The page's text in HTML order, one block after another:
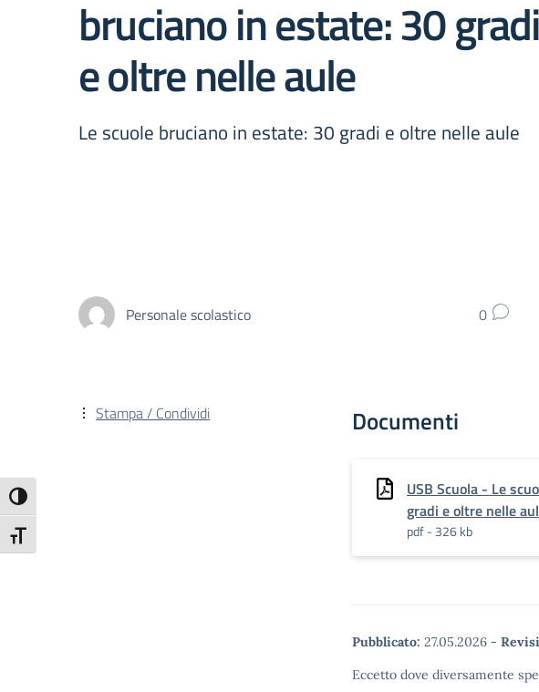
Attiva/disattiva alto contrasto
Attiva/disattiva dimensione testo
bruciano in estate: 30 gradi
e oltre nelle aule
Le scuole bruciano in estate: 30 gradi e oltre nelle aule
Personale scolastico 0
Documenti
USB Scuola - Le
gradi e oltre nelle
pdf - 326 kb
Pubblicato: 27.05.2026 -
Eccetto dove diversamente
Stampa / Condividi